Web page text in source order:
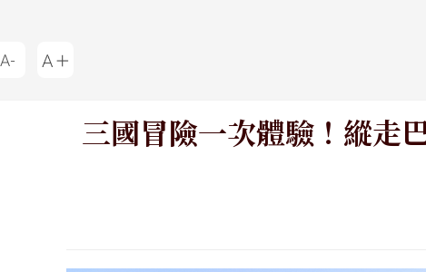
三國冒險一次體驗！縱走